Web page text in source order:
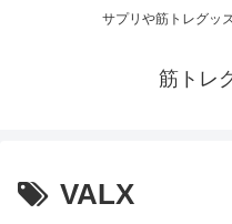
サプリや筋トレグッ
筋トレ
VALX